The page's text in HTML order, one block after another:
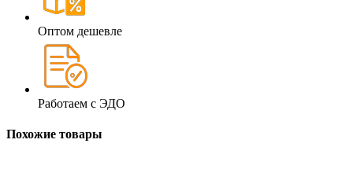
Оптом дешевле
Работаем с ЭДО
Похожие товары